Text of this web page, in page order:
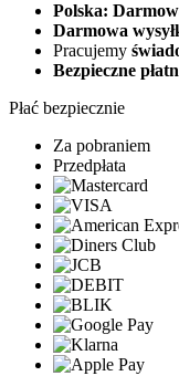
Polska:
Darmowa
Pracujemy
Bezpieczne
Płać bezpiecznie
Za pobraniem
Przedpłata